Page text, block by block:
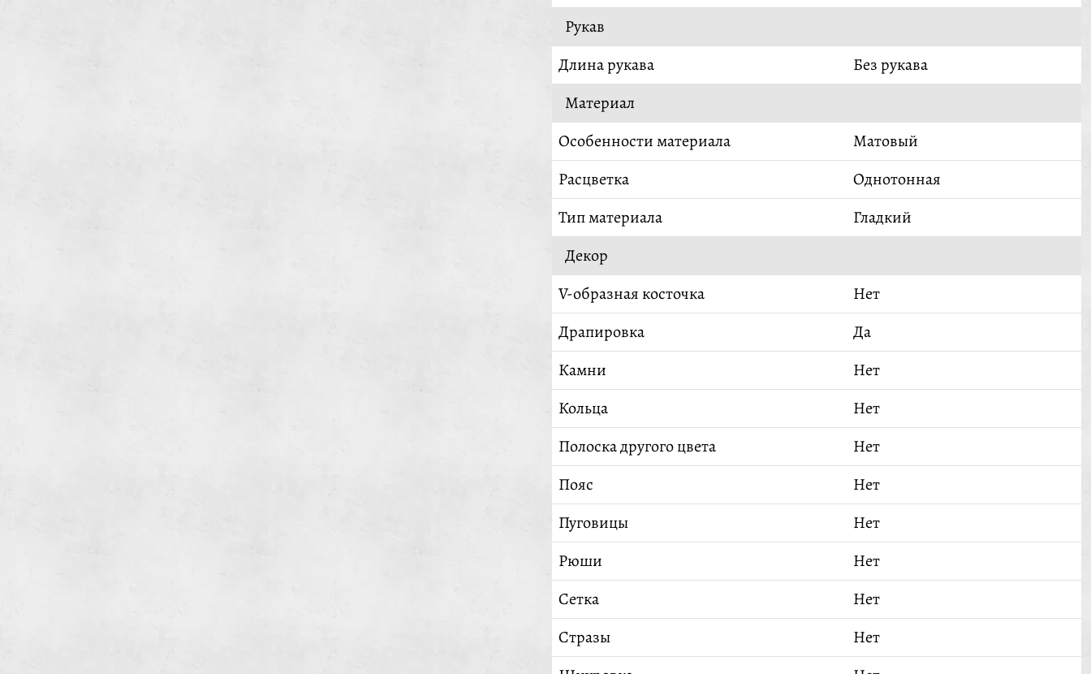
Рукав
Длина рукава
Без рукава
Материал
Особенности материала
Матовый
Расцветка
Однотонная
Тип материала
Гладкий
Декор
V-образная косточка
Нет
Драпировка
Да
Камни
Нет
Кольца
Нет
Полоска другого цвета
Нет
Пояс
Нет
Пуговицы
Нет
Рюши
Нет
Сетка
Нет
Стразы
Нет